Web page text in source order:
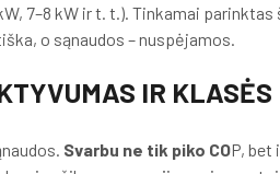
7–8 kW ir t. t.). Tinkamai
o sąnaudos – nuspėjamos.
IR KLASĖS
Svarbu ne tik piko COP, bet